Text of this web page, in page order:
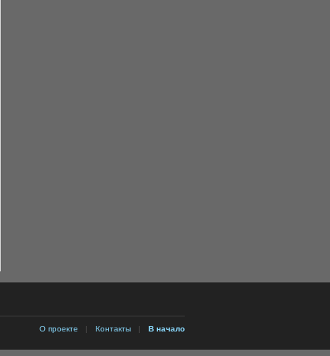
В начало
Контакты|
О проекте |